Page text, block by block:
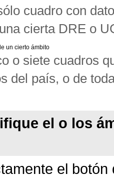
cuadro con
cierta DRE o
un cierto ámbito
o siete cuadros
del país, o de
el o los
el